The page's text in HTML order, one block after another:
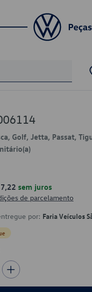
Golf, Jetta, Passat,
sem juros
de parcelamento
por: Faria Veículos